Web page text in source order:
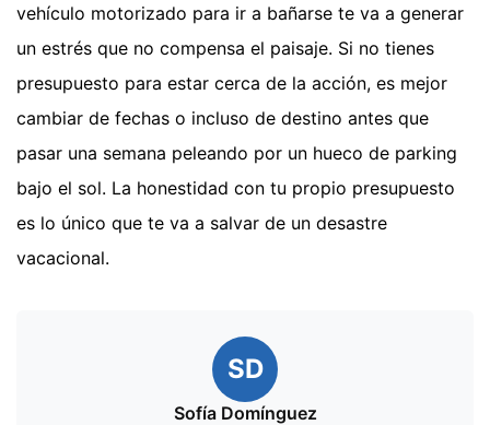
vehículo motorizado para ir a bañarse te va a generar
un estrés que no compensa el paisaje. Si no tienes
presupuesto para estar cerca de la acción, es mejor
cambiar de fechas o incluso de destino antes que
pasar una semana peleando por un hueco de parking
bajo el sol. La honestidad con tu propio presupuesto
es lo único que te va a salvar de un desastre
vacacional.
SD
Sofía Domínguez